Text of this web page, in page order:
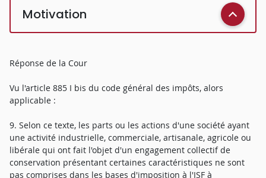
Motivation
Réponse de la Cour
Vu l'article 885 I bis du code général des impôts, alors
applicable :
9. Selon ce texte, les parts ou les actions d'une société ayant
une activité industrielle, commerciale, artisanale, agricole ou
libérale qui ont fait l'objet d'un engagement collectif de
conservation présentant certaines caractéristiques ne sont
pas comprises dans les bases d'imposition à l'ISF à